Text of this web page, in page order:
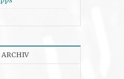
ARCHIV